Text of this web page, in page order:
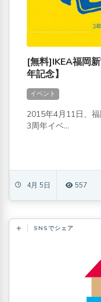
[無料]IKEA福岡
年記念】
イベント
2015年4月11日、
3周年イベ...
4月 5日 557
SNSでシェア